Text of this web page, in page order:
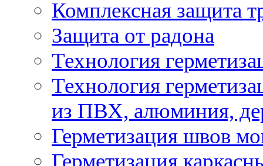
Комплексная защита
Защита от радона
Технология
Технология
из ПВХ, алюминия,
Герметизация швов
Герметизация